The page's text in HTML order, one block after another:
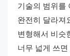
기술의 범위를
완전히 달라져
변형해서 비슷
너무 넓게 쓰